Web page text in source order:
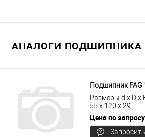
АНАЛОГИ ПОДШИПНИКА
Подшипник FAG
Размеры d x D x
55 x 120 x 29
Цена по запросу
Запросить